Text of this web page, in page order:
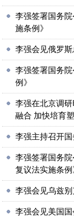
李强签署国务
施条例》
李强会见俄罗
李强签署国务
例》
李强在北京调
融合 加快培育
李强主持召开
李强签署国务
复议法实施条例
李强会见乌兹
李强会见美国